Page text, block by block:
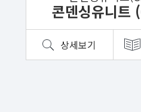
콘덴싱유니트
상세보기